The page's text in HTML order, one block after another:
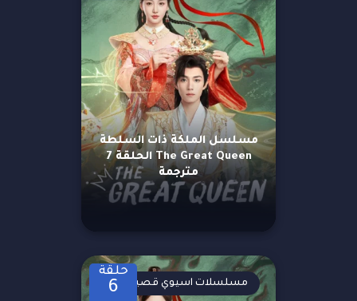
مسلسل الملكة ذات السلطة
The Great Queen الحلقة 7
مترجمة
حلقة
6 مسلسلات اسيوي قصيرة